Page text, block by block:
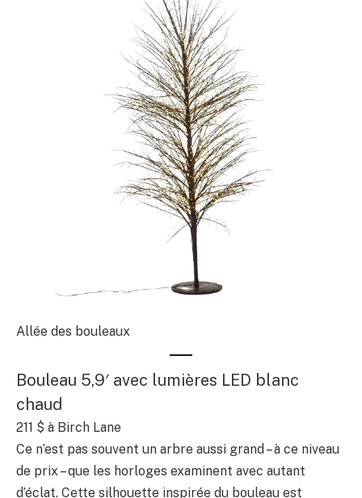
Allée des bouleaux
Bouleau 5,9′ avec lumières LED blanc
chaud
211 $ à Birch Lane
Ce n’est pas souvent un arbre aussi grand – à ce niveau
de prix – que les horloges examinent avec autant
d’éclat. Cette silhouette inspirée du bouleau est